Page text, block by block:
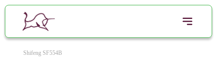
Shifeng SF554B